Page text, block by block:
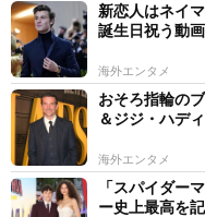
新恋人はネイ
誕生日祝う動
海外エンタメ
おそろ指輪の
＆ジジ・ハデ
海外エンタメ
「スパイダー
ー史上最高を